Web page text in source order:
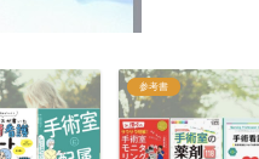
参考書